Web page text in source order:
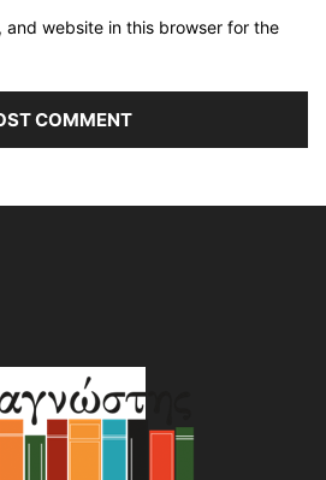
and website in this browser for the